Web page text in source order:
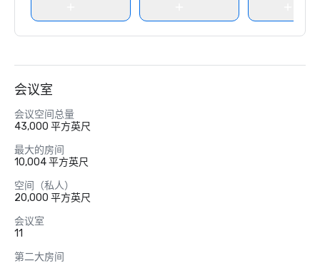
会议室
会议空间总量
43,000 平方英尺
最大的房间
10,004 平方英尺
空间（私人）
20,000 平方英尺
会议室
11
第二大房间